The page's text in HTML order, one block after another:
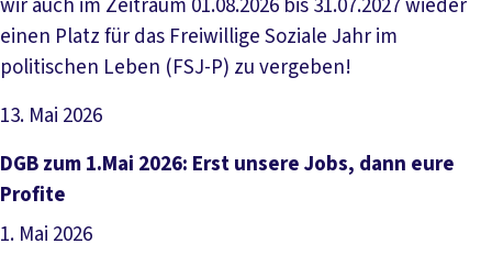
wir auch im Zeitraum 01.08.2026 bis 31.07.2027 wieder
einen Platz für das Freiwillige Soziale Jahr im
politischen Leben (FSJ-P) zu vergeben!
13. Mai 2026
Artikel lesen
DGB zum 1.Mai 2026: Erst unsere Jobs, dann eure
Profite
1. Mai 2026